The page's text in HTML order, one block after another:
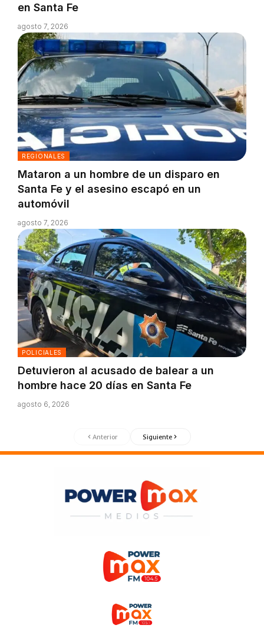
en Santa Fe
agosto 7, 2026
REGIONALES
Mataron a un hombre de un disparo en
Santa Fe y el asesino escapó en un
automóvil
agosto 7, 2026
POLICIALES
Detuvieron al acusado de balear a un
hombre hace 20 días en Santa Fe
agosto 6, 2026
Anterior Siguiente